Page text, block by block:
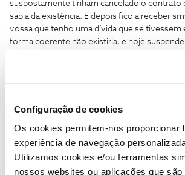
Configuração de cookies
Os cookies permitem-nos proporcionar
experiência de navegação
Utilizamos cookies e/ou ferramentas
nossos websites ou aplicações que são
suspostamente tinham cancelado o contrato
sabia da existência. E depois fico a receber
vossa que tenho uma dívida que se tivessem
forma coerente não existiria, e hoje
sem explicar como funciona o serviço, pois
vossa parte.